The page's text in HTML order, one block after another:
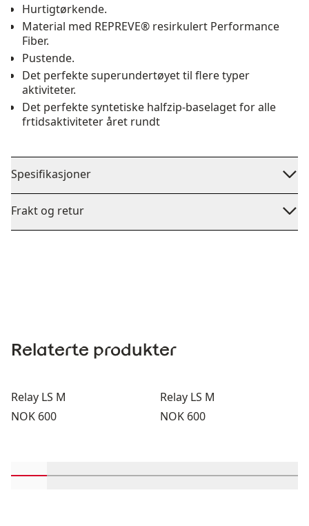
Hurtigtørkende.
Material med REPREVE® resirkulert Performance
Fiber.
Pustende.
Det perfekte superundertøyet til flere typer
aktiviteter.
Det perfekte syntetiske halfzip-baselaget for alle
frtidsaktiviteter året rundt
Spesifikasjoner
Frakt og retur
Relaterte produkter
Relay LS M
Pris:
NOK 600
Relay LS M
Pris:
NOK 600